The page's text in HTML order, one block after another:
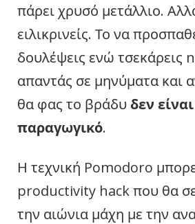
πάρει χρυσό μετάλλιο.
ειλικρινείς. Το να
δουλέψεις ενώ τσεκάρεις
απαντάς σε μηνύματα και
θα φας το βράδυ δεν
παραγωγικό.
Η τεχνική Pomodoro
productivity hack που θα
την αιώνια μάχη με την